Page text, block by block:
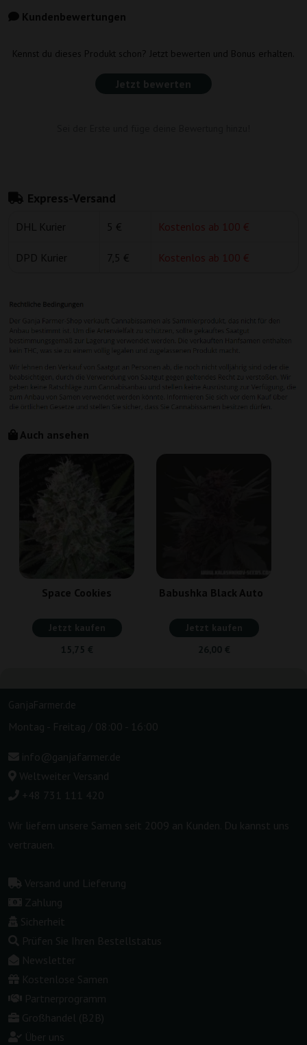
Kundenbewertungen
Kennst du dieses Produkt schon? Jetzt bewerten und Bonus erhalten.
Jetzt bewerten
Express-Versand
DHL Kurier 5 € Kostenlos ab 100 €
DPD Kurier 7,5 € Kostenlos ab 100 €
Auch ansehen
Space Cookies
Jetzt kaufen
15,75 €
Babushka Black Auto
Jetzt kaufen
26,00 €
GanjaFarmer.de
Montag - Freitag / 08:00 - 16:00
info@ganjafarmer.de
Weltweiter Versand
+48 731 111 420
Wir liefern unsere Samen seit 2009 an Kunden. Du kannst uns
vertrauen.
Versand und Lieferung
Zahlung
Sicherheit
Prüfen Sie Ihren Bestellstatus
Newsletter
Kostenlose Samen
Partnerprogramm
Großhandel (B2B)
Über uns